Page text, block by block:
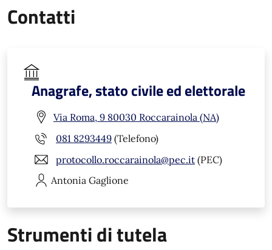
Contatti
Anagrafe, stato civile ed elettorale
Via Roma, 9 80030 Roccarainola (NA)
081 8293449 (Telefono)
protocollo.roccarainola@pec.it (PEC)
Antonia Gaglione
Strumenti di tutela